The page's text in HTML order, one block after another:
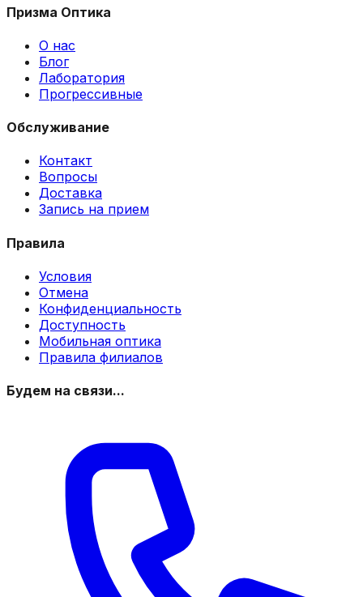
Призма Оптика
О нас
Блог
Лаборатория
Прогрессивные
Обслуживание
Контакт
Вопросы
Доставка
Запись на прием
Правила
Условия
Отмена
Конфиденциальность
Доступность
Мобильная оптика
Правила филиалов
Будем на связи...